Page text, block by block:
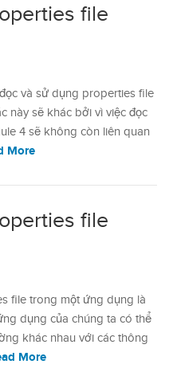
file
và sử dụng properties file
này sẽ khác bởi vì việc đọc
4 sẽ không còn liên quan
More
file
file trong một ứng dụng là
dụng của chúng ta có thể
khác nhau với các thông
More